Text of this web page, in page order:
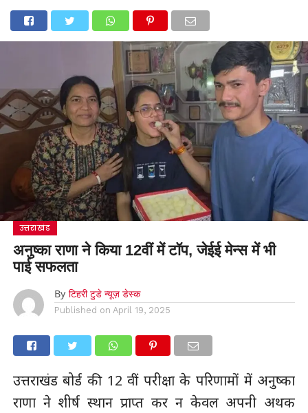
उत्तराखंड
अनुष्का राणा ने किया 12वीं में टॉप, जेईई मेन्स में भी
पाई सफलता
By टिहरी टुडे न्यूज़ डेस्क
Published on April 19, 2025
उत्तराखंड बोर्ड की 12 वीं परीक्षा के परिणामों में अनुष्का
राणा ने शीर्ष स्थान प्राप्त कर न केवल अपनी अथक